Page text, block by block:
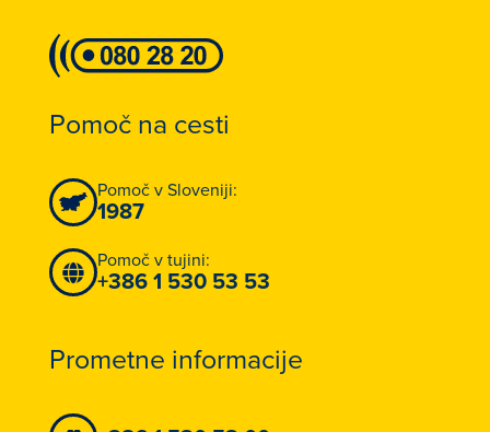
Pomoč na cesti
Pomoč v Sloveniji:
1987
Pomoč v tujini:
+386 1 530 53 53
Prometne informacije